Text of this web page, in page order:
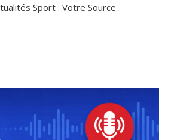
Sport : Votre Source